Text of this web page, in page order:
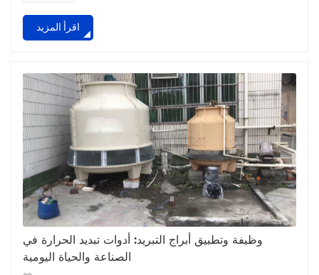
اقرأ المزيد
وظيفة وتطبيق أبراج التبريد: أدوات تبديد الحرارة في
الصناعة والحياة اليومية